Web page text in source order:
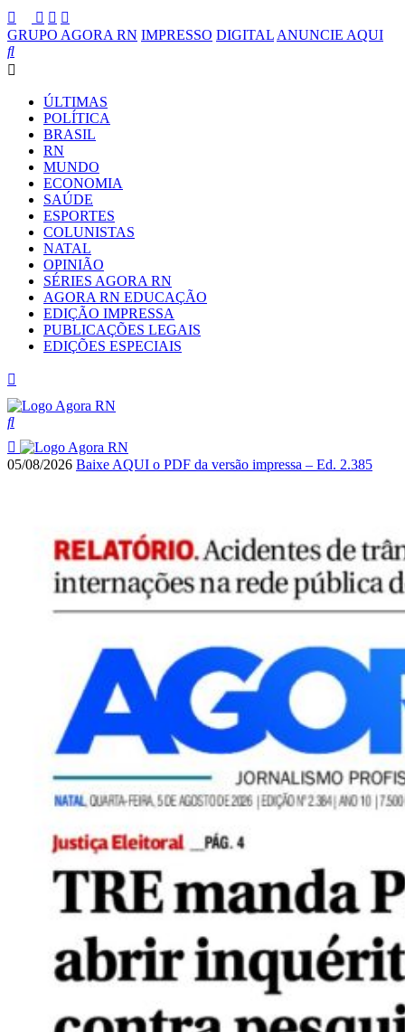
GRUPO AGORA RN IMPRESSO DIGITAL ANUNCIE AQUI
ÚLTIMAS
POLÍTICA
BRASIL
RN
MUNDO
ECONOMIA
SAÚDE
ESPORTES
COLUNISTAS
NATAL
OPINIÃO
SÉRIES AGORA RN
AGORA RN EDUCAÇÃO
EDIÇÃO IMPRESSA
PUBLICAÇÕES LEGAIS
EDIÇÕES ESPECIAIS
05/08/2026 Baixe AQUI o PDF da versão impressa – Ed. 2.385